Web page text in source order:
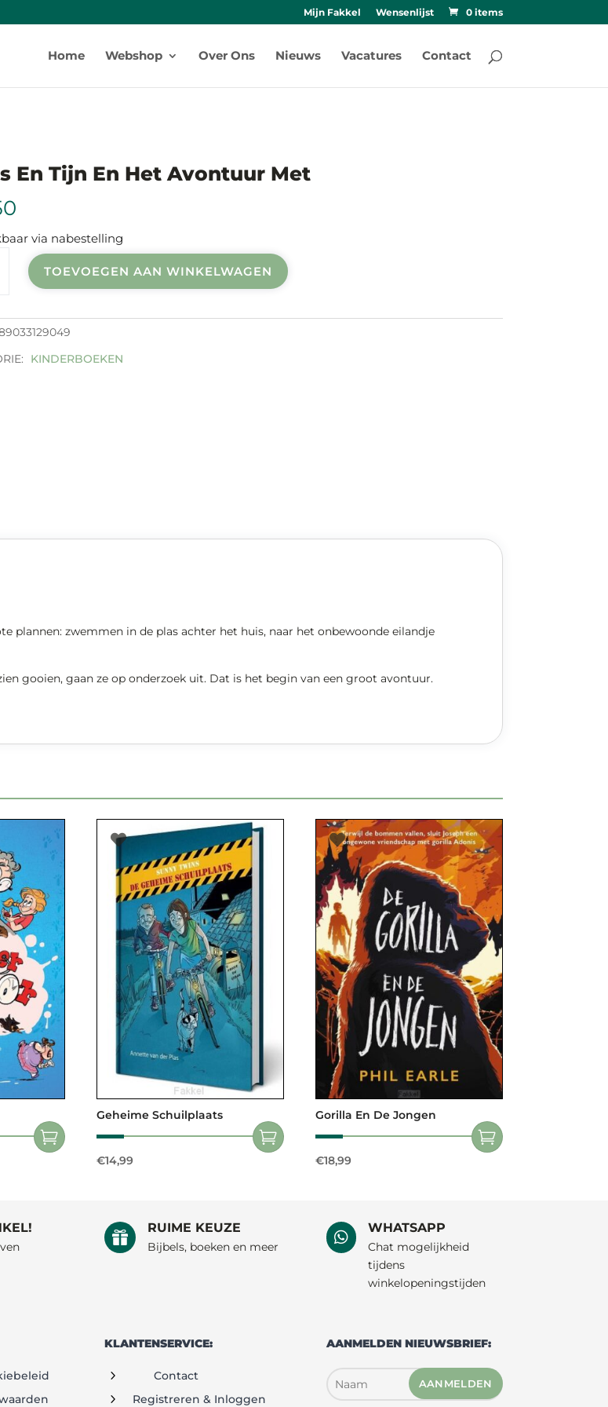
Mijn Fakkel Wensenlijst 0 items
Home Webshop Over Ons Nieuws Vacatures Contact
Producten
En Tijn En Het Avontuur Met
via nabestelling
TOEVOEGEN AAN WINKELWAGEN
KINDERBOEKEN
plannen: zwemmen in de plas achter het huis, naar het onbewoonde eilandje
gooien, gaan ze op onderzoek uit. Dat is het begin van een groot avontuur.
Geheime Schuilplaats
€14,99
Gorilla En De Jongen
€18,99

RUIME KEUZE
Bijbels, boeken en meer

WHATSAPP
Chat mogelijkheid
tijdens
winkelopeningstijden
KLANTENSERVICE:
5 Contact
5 Registreren & Inloggen
AANMELDEN NIEUWSBRIEF:
AANMELDEN